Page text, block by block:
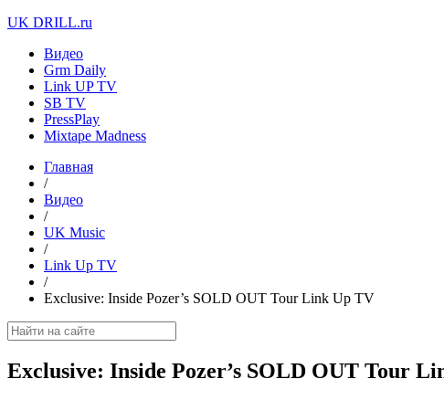
UK DRILL.ru
Видео
Grm Daily
Link UP TV
SB TV
PressPlay
Mixtape Madness
Главная
/
Видео
/
UK Music
/
Link Up TV
/
Exclusive: Inside Pozer’s SOLD OUT Tour Link Up TV
Exclusive: Inside Pozer’s SOLD OUT Tour